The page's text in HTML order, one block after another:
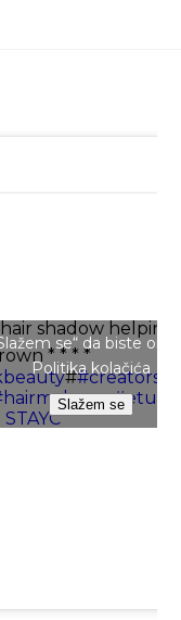
shadow
* * * *
#
#etude
se“ da biste
Politika kolačića
Slažem se